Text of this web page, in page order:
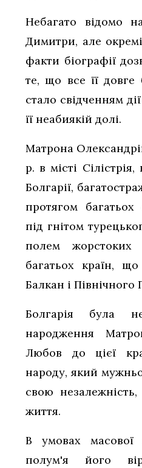
Небагато відомо
Димитри, але
факти біографії
те, що все її довге
стало свідченням
її неабиякій долі.
Матрона
р. в місті
Болгарії,
протягом багатьох
під гнітом
полем жорстоких
багатьох країн,
Балкан і
Болгарія була
народження
Любов до цієї
народу, який
свою
життя.
В умовах масової
полум'я його